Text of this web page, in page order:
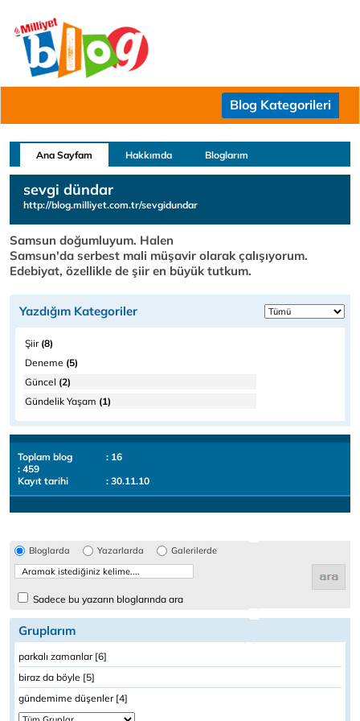
Blog Kategorileri
Ana Sayfam Hakkımda Bloglarım
sevgi dündar
http://blog.milliyet.com.tr/sevgidundar
Samsun doğumluyum. Halen
Samsun'da serbest mali müşavir
olarak çalışıyorum. Edebiyat, özellikle de şiir en büyük
Yazdığım Kategoriler
Şiir(8)
Deneme(5)
Güncel(2)
Toplam blog
: 459
Kayıt tarihi
: 30.11.10
Bloglarda Yazarlarda Galerilerde
Gruplarım
parkalı zamanlar [6]
biraz da böyle [5]
gündemime düşenler [4]